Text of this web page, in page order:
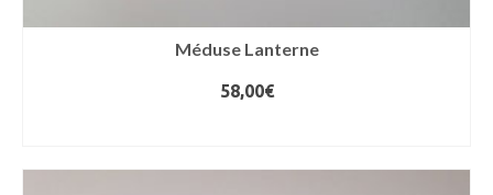
Méduse Lanterne
58,00€